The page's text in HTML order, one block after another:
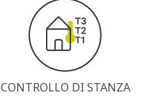
CONTROLLO DI STANZA